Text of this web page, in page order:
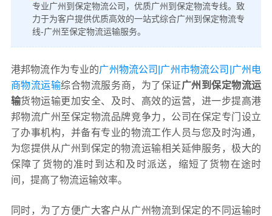
专业广州到保定物流公司，优质广州到保定物流专线。致
力于为客户提供优质高效的一站式综合广州到保定物流专
线-广州至保定物流运输服务。
港邦物流作为专业的广州物流公司|广州市物流公司|广州电
商物流运输综合物流服务商，为了保证广州到保定物流运
输货物运输更加安全、及时、高效的运营，进一步提高港
邦物流广州至保定物流品牌竞争力，公司在保定专门设立
了办事机构，并备有专业的物流工作人员与您及时沟通，
为您提供从广州到保定的物流运输相关延伸服务，极大的
保障了货物的准时到达和及时派送，缩短了货物在途时
间，提高了物流运输效率。
同时，为了方便广大客户从广州物流到保定的不同运输时